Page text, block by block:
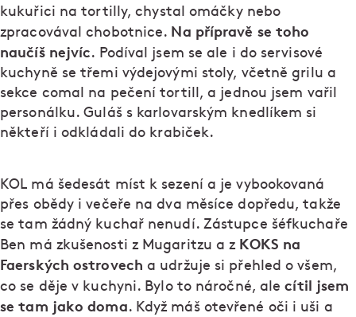
kukuřici na tortilly, chystal omáčky nebo
zpracovával chobotnice. Na přípravě se toho
naučíš nejvíc. Podíval jsem se ale i do servisové
kuchyně se třemi výdejovými stoly, včetně grilu a
sekce comal na pečení tortill, a jednou jsem vařil
personálku. Guláš s karlovarským knedlíkem si
někteří i odkládali do krabiček.
KOL má šedesát míst k sezení a je vybookovaná
přes obědy i večeře na dva měsíce dopředu, takže
se tam žádný kuchař nenudí. Zástupce šéfkuchaře
Ben má zkušenosti z Mugaritzu a z KOKS na
Faerských ostrovech a udržuje si přehled o všem,
co se děje v kuchyni. Bylo to náročné, alecítil jsem
se tam jako doma. Když máš otevřené oči i uši a